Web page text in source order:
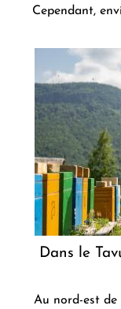
Cependant,
Dans le
Au nord-est de